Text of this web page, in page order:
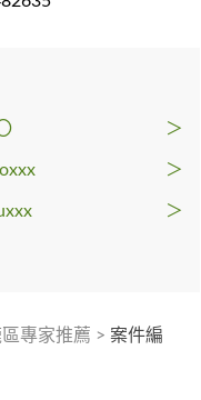
＞
＞
＞
專家推薦 > 案件編